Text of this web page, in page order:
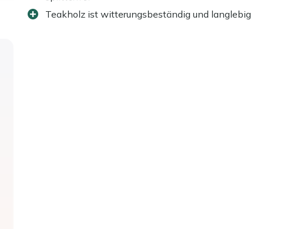
Teakholz ist witterungsbeständig und langlebig